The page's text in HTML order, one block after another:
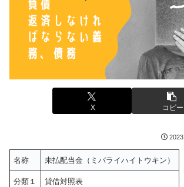
X コピー
名称 未払配当金（ミバライハイトウキン）
分類１ 貸借対照表